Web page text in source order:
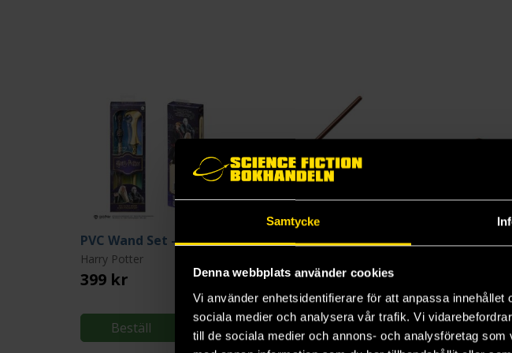
Samtycke
Denna webbplats använder cookies
Vi använder enhetsidentifierare för att anpassa
sociala medier och analysera vår trafik. Vi
till de sociala medier och annons- och analysföretag
PVC Wand Set - Voldemort + Elder Wand
Harry Potter
399 kr
Beställ
PVC Wand - Luna Lovegood
249 kr
Beställ
599 kr
Beställ